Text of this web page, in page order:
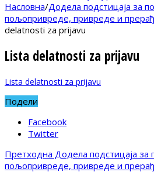
Насловна/Додела подстицаја за
пољопривреде, привреде и
delatnosti za prijavu
Lista delatnosti za prijavu
Lista delatnosti za prijavu
Подели
Facebook
Twitter
Претходна Додела подстицаја за
пољопривреде, привреде и